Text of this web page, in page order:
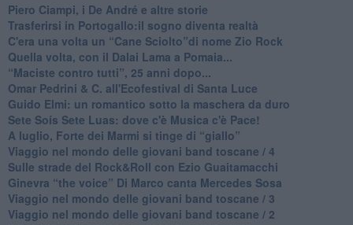
​Piero Ciampi, i De André e altre storie
​Trasferirsi in Portogallo:il sogno diventa realtà
​C'era una volta un “Cane Sciolto”di nome Zio Rock
Quella volta, con il Dalai Lama a Pomaia...
​“Maciste contro tutti”, 25 anni dopo...
​Omar Pedrini & C. all'Ecofestival di Santa Luce
Guido Elmi: un romantico sotto la maschera da duro
Sete Soís Sete Luas: dove c'è Musica c'è Pace!
​A luglio, Forte dei Marmi si tinge di “giallo”
Viaggio nel mondo delle giovani band toscane / 4
Sulle strade del Rock&Roll con Ezio Guaitamacchi
​Ginevra “the voice” Di Marco canta Mercedes Sosa
Viaggio nel mondo delle giovani band toscane / 3
​Viaggio nel mondo delle giovani band toscane / 2